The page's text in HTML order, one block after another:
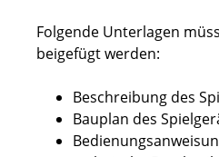
Folgende Unterlagen
beigefügt werden:
Beschreibung des
Bauplan des